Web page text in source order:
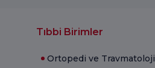
Tıbbi Birimler
Ortopedi ve Travmatoloji